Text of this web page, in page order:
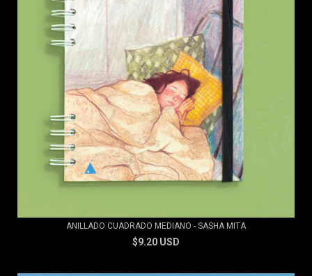
ANILLADO CUADRADO MEDIANO - SASHA MITA
$9.20 USD